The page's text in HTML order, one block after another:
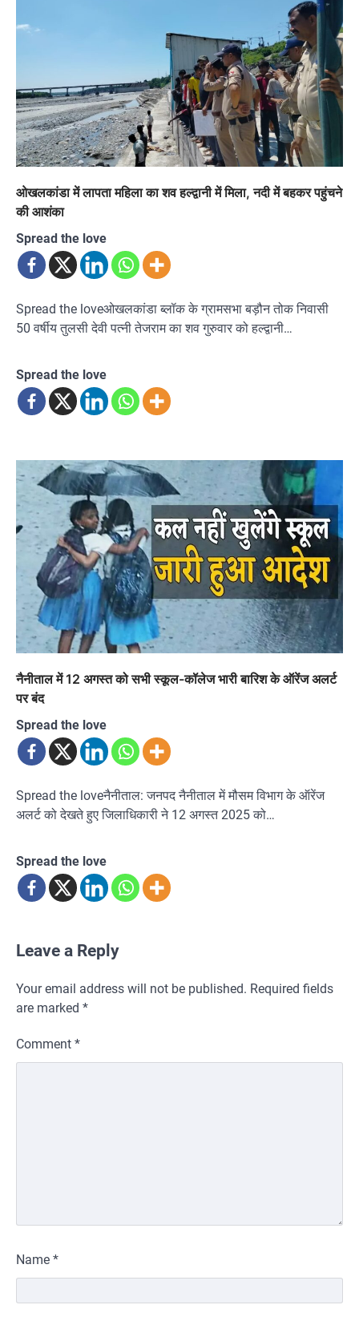
ओखलकांडा में लापता महिला का शव हल्द्वानी में मिला, नदी में बहकर पहुंचने
की आशंका
Spread the love
Spread the loveओखलकांडा ब्लॉक के ग्रामसभा बड़ौन तोक निवासी
50 वर्षीय तुलसी देवी पत्नी तेजराम का शव गुरुवार को हल्द्वानी…
Spread the love
नैनीताल में 12 अगस्त को सभी स्कूल-कॉलेज भारी बारिश के ऑरेंज अलर्ट
पर बंद
Spread the love
Spread the loveनैनीताल: जनपद नैनीताल में मौसम विभाग के ऑरेंज
अलर्ट को देखते हुए जिलाधिकारी ने 12 अगस्त 2025 को…
Spread the love
Leave a Reply
Your email address will not be published. Required fields
are marked *
Comment *
Name *